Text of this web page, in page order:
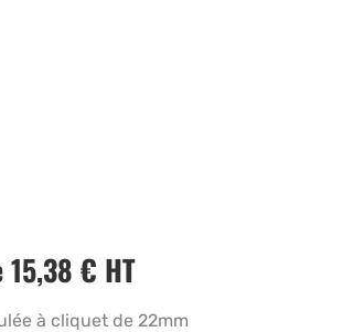
15,38 € HT
à cliquet de 22mm